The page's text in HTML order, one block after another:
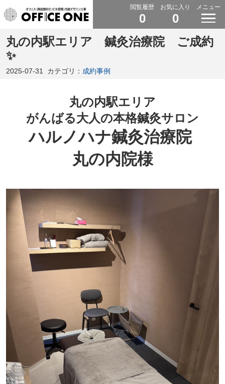
閲覧履歴
0
お気に入り
0
メニュー
丸の内駅エリア 鍼灸治療院 ご成約
✨
2025-07-31 カテゴリ： 成約事例
丸の内駅エリア
がんばる大人の本格鍼灸サロン
ハルノハナ鍼灸治療院
丸の内院様